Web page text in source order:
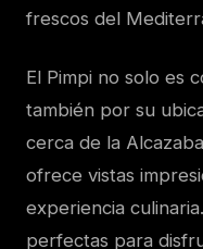
frescos del
El Pimpi no solo es
también por su
cerca de la
ofrece vistas
experiencia
perfectas para